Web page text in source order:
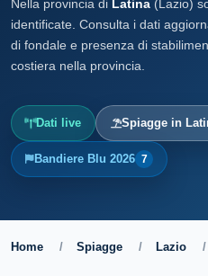
Nella provincia di Latina (Lazio)
identificate. Consulta i dati
di fondale e presenza di
costiera nella provincia.
Dati live Spiagge in
Bandiere Blu 2026 7
Home / Spiagge / Lazio /